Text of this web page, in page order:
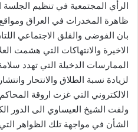
الرأي المجتمعية في تنظيم
ظاهرة المخدرات في العراق
بان الفوضى والقلق الاجتماعي
الاخيرة والانتهاكات التي هشمت
الممارسات الدخيلة التي تهدد
لزيادة نسبة الطلاق والانتحار
الالكتروني التي غزت اروقة
ولفت الشيخ العيساوي الى الدور
الشأن في مواجهة تلك الظواهر